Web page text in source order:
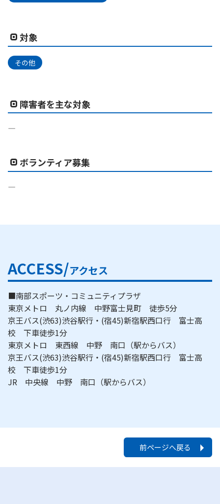
対象
その他
障害者を主な対象
―
ボランティア募集
―
ACCESS/アクセス
■南部スポーツ・コミュニティプラザ
東京メトロ 丸ノ内線 中野富士見町 徒歩5分
京王バス(渋63)渋谷駅行・(宿45)新宿駅西口行 富士高
校 下車徒歩1分
東京メトロ 東西線 中野 南口（駅からバス）
京王バス(渋63)渋谷駅行・(宿45)新宿駅西口行 富士高
校 下車徒歩1分
JR 中央線 中野 南口（駅からバス）
前ページへ戻る